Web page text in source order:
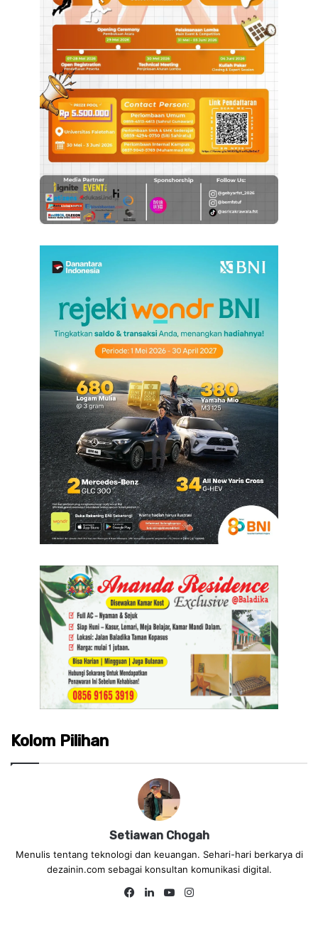
Kolom Pilihan
Setiawan Chogah
Menulis tentang teknologi dan keuangan. Sehari-hari berkarya di
dezainin.com sebagai konsultan komunikasi digital.
Fa
Lin
Yo